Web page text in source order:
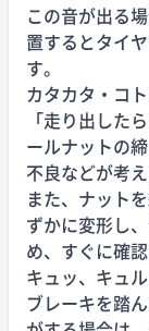
この音が出る
置するとタイ
す。
カタカタ・コ
「走り出した
ールナットの
不良などが考え
また、ナット
ずかに変形し
め、すぐに確
キュッ、キュ
ブレーキを踏